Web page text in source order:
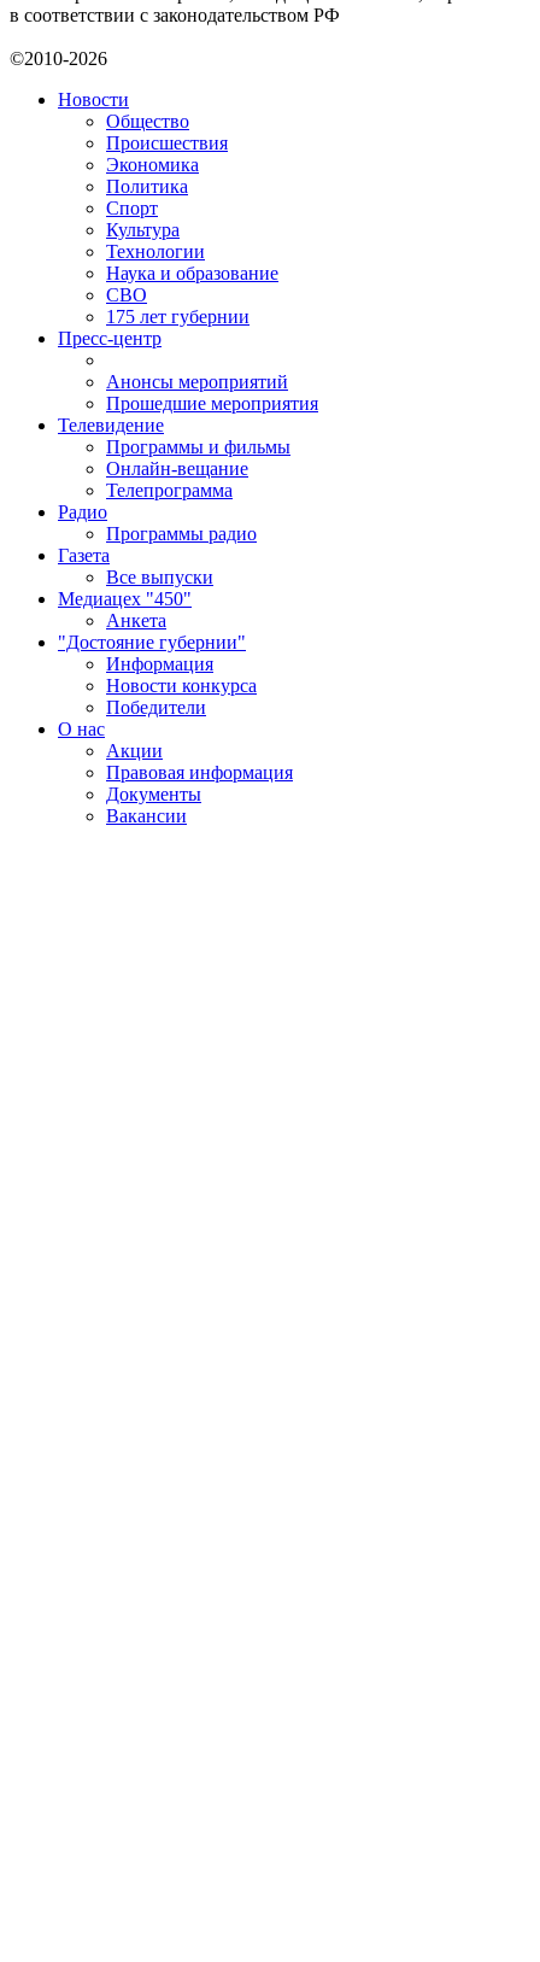
в соответствии с законодательством РФ
©2010-2026
Новости
Общество
Происшествия
Экономика
Политика
Спорт
Культура
Технологии
Наука и образование
СВО
175 лет губернии
Пресс-центр
Анонсы мероприятий
Прошедшие мероприятия
Телевидение
Программы и фильмы
Онлайн-вещание
Телепрограмма
Радио
Программы радио
Газета
Все выпуски
Медиацех "450"
Анкета
"Достояние губернии"
Информация
Новости конкурса
Победители
О нас
Акции
Правовая информация
Документы
Вакансии